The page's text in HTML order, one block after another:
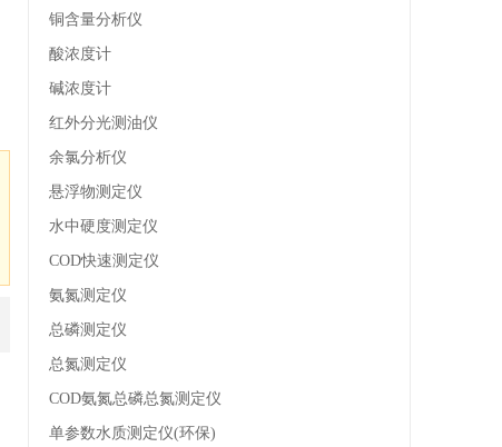
铜含量分析仪
酸浓度计
碱浓度计
红外分光测油仪
余氯分析仪
悬浮物测定仪
水中硬度测定仪
COD快速测定仪
氨氮测定仪
总磷测定仪
总氮测定仪
COD氨氮总磷总氮测定仪
单参数水质测定仪(环保)